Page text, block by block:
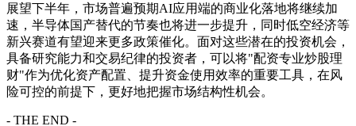
展望下半年，市场普遍预期AI应用端的商业化落地将继续加
速，半导体国产替代的节奏也将进一步提升，同时低空经济等
新兴赛道有望迎来更多政策催化。面对这些潜在的投资机会，
具备研究能力和交易纪律的投资者，可以将"配资专业炒股理
财"作为优化资产配置、提升资金使用效率的重要工具，在风
险可控的前提下，更好地把握市场结构性机会。
- THE END -